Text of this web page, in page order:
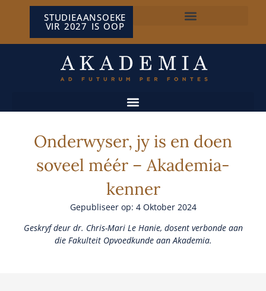
STUDIEAANSOEKE
VIR 2027 IS OOP
Onderwyser, jy is en doen
soveel méér – Akademia-
kenner
Gepubliseer op: 4 Oktober 2024
Geskryf deur dr. Chris-Mari Le Hanie, dosent verbonde aan
die Fakulteit Opvoedkunde aan Akademia.